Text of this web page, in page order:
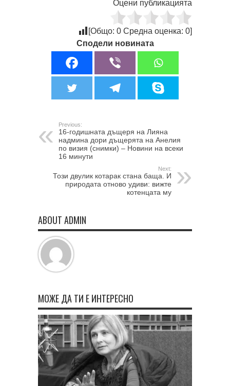
Оцени публикацията
[Общо: 0 Средна оценка: 0]
Сподели новината
Previous:
16-годишната дъщеря на Лияна
надмина дори дъщерята на Анелия
по визия (снимки) – Новини на всеки
16 минути
Next:
Този двулик котарак стана баща. И
природата отново удиви: вижте
котенцата му
ABOUT ADMIN
МОЖЕ ДА ТИ Е ИНТЕРЕСНО